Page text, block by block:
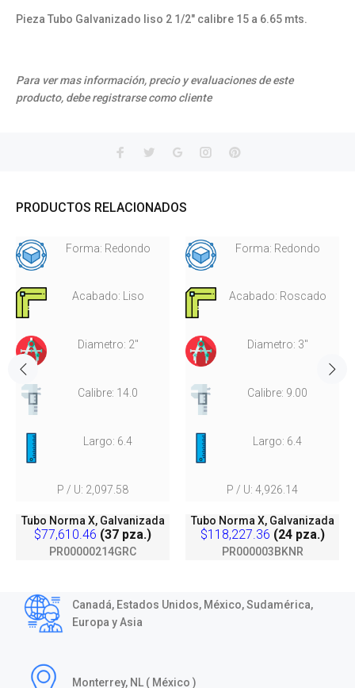
Pieza Tubo Galvanizado liso 2 1/2" calibre 15 a 6.65 mts.
Para ver mas información, precio y evaluaciones de este
producto, debe registrarse como cliente
PRODUCTOS RELACIONADOS
Forma: Redondo
Acabado: Liso
Diametro: 2"
Calibre: 14.0
Largo: 6.4
P / U: 2,097.58
Tubo Norma X, Galvanizada
$77,610.46 (37 pza.)
PR00000214GRC
Forma: Redondo
Acabado: Roscado
Diametro: 3"
Calibre: 9.00
Largo: 6.4
P / U: 4,926.14
Tubo Norma X, Galvanizada
$118,227.36 (24 pza.)
PR000003BKNR
Canadá, Estados Unidos, México, Sudamérica,
Europa y Asia
Monterrey, NL ( México )